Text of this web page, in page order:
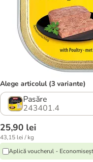
Alege articolul (3 variante)
Pasăre
243401.4
25,90 lei
43,15 lei / kg
Aplică voucherul -